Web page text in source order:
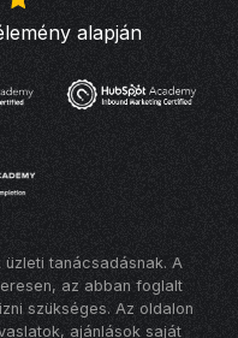
alapján
tanácsadásnak. A
az abban foglalt
szükséges. Az oldalon
ajánlások saját